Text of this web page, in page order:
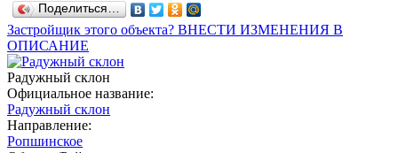
Поделиться…
Застройщик этого объекта? ВНЕСТИ ИЗМЕНЕНИЯ В
ОПИСАНИЕ
Радужный склон
Официальное название:
Радужный склон
Направление:
Ропшинское